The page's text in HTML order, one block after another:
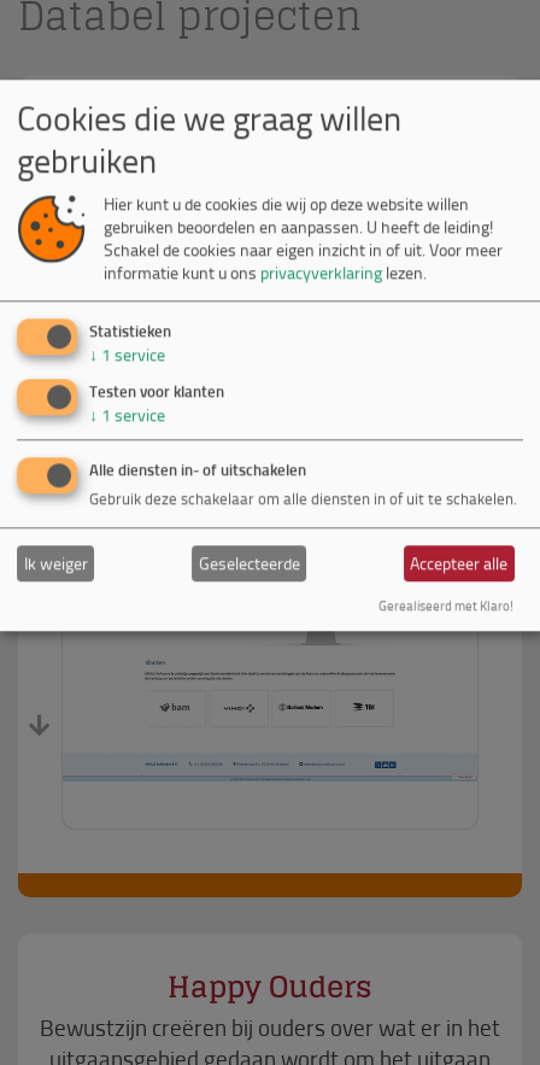
Databel projecten
Mous software
Innovatieve software oplossingen voor
maatvoering en maatbeheersing in de bouw.
Happy Ouders
Bewustzijn creëren bij ouders over wat er in het
uitgaansgebied gedaan wordt om het uitgaan
Cookies die we graag willen
gebruiken
Hier kunt u de cookies die wij op deze website willen
gebruiken beoordelen en aanpassen. U heeft de leiding!
Schakel de cookies naar eigen inzicht in of uit. Voor meer
informatie kunt u ons privacyverklaring lezen.
Statistieken
↓ 1 service
Testen voor klanten
↓ 1 service
Alle diensten in- of uitschakelen
Gebruik deze schakelaar om alle diensten in of uit te schakelen.
Ik weiger Geselecteerde Accepteer alle
Gerealiseerd met Klaro!